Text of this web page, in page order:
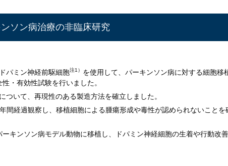
ソン病治療の非臨床研究
パミン神経前駆細胞注1） を使用して、パーキンソン病に対する細胞移
・有効性試験を行いました。
ついて、再現性のある製造方法を確立しました。
間経過観察し、移植細胞による腫瘍形成や毒性が認められないことを
キンソン病モデル動物に移植し、ドパミン神経細胞の生着や行動改善